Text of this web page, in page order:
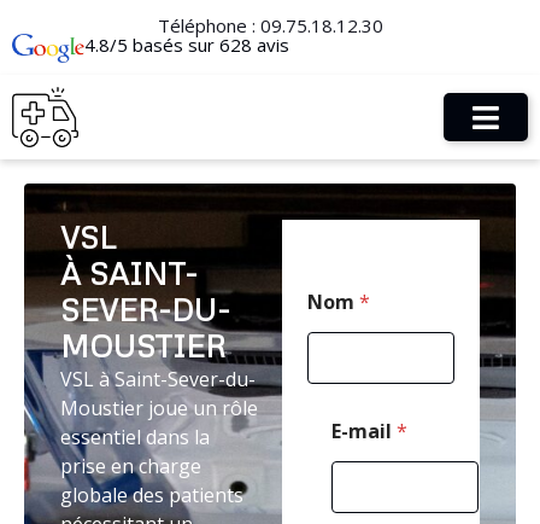
Téléphone : 09.75.18.12.30
4.8/5 basés sur 628 avis
VSL
À SAINT-
SEVER-DU-
MOUSTIER
VSL à Saint-Sever-du-
Moustier joue un rôle
essentiel dans la
prise en charge
globale des patients
Nom *
E-mail *
M
s
s
a
g
e
*
C
d